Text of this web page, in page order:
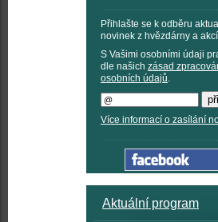
Přihlašte se k odběru
novinek z hvězdárny a
S Vašimi osobními údaji
dle našich zásad
osobních údajů.
Více informací o zasílání
Aktuální program